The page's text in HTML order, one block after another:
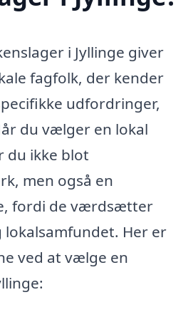
i Jyllinge giver
fagfolk, der kender
udfordringer,
du vælger en lokal
du ikke blot
men også en
fordi de værdsætter
lokalsamfundet. Her er
ved at vælge en